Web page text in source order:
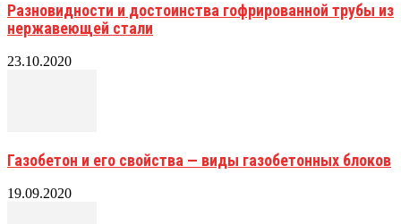
Разновидности и достоинства гофрированной трубы из
нержавеющей стали
23.10.2020
Газобетон и его свойства — виды газобетонных блоков
19.09.2020